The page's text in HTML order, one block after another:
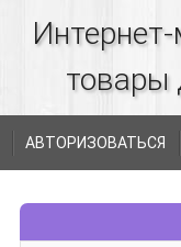
товары
АВТОРИЗОВАТЬСЯ